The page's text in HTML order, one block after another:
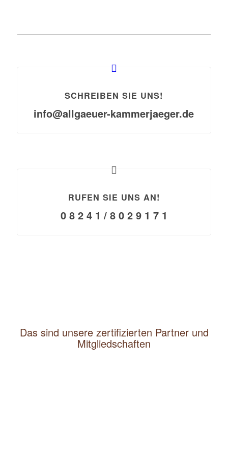
SCHREIBEN SIE UNS!
info@allgaeuer-kammerjaeger.de
RUFEN SIE UNS AN!
0 8 2 4 1 / 8 0 2 9 1 7 1
Das sind unsere zertifizierten Partner und
Mitgliedschaften